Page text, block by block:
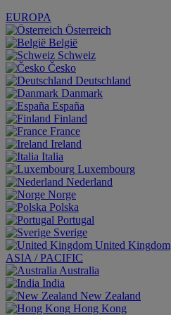
EUROPA
Österreich
België
Schweiz
Česko
Deutschland
Danmark
España
Finland
France
Ireland
Italia
Luxembourg
Nederland
Norge
Polska
Portugal
Sverige
United Kingdom
ASIA / PACIFIC
Australia
India
New Zealand
Hong Kong